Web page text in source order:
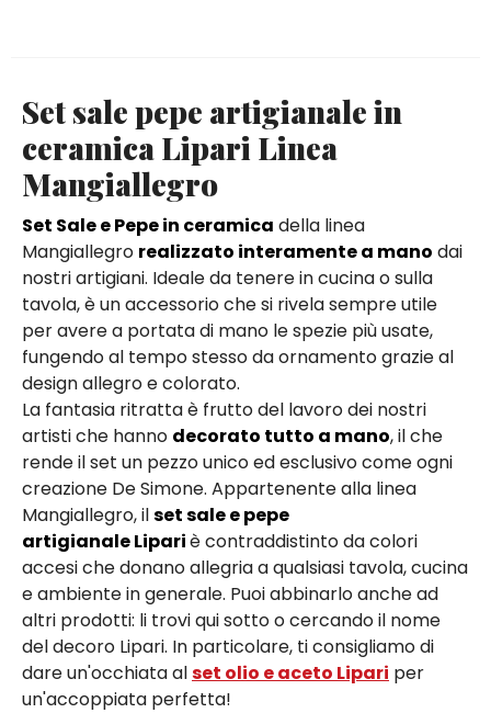
Set sale pepe artigianale in
ceramica Lipari Linea
Mangiallegro
Set Sale e Pepe in ceramica della linea
Mangiallegro realizzato interamente a mano dai
nostri artigiani. Ideale da tenere in cucina o sulla
tavola, è un accessorio che si rivela sempre utile
per avere a portata di mano le spezie più usate,
fungendo al tempo stesso da ornamento grazie al
design allegro e colorato.
La fantasia ritratta è frutto del lavoro dei nostri
artisti che hanno decorato tutto a mano, il che
rende il set un pezzo unico ed esclusivo come ogni
creazione De Simone. Appartenente alla linea
Mangiallegro, ilset sale e pepe
artigianale Lipariè contraddistinto da colori
accesi che donano allegria a qualsiasi tavola, cucina
e ambiente in generale. Puoi abbinarlo anche ad
altri prodotti: li trovi qui sotto o cercando il nome
del decoro Lipari. In particolare, ti consigliamo di
dare un'occhiata alset olio e aceto Lipari per
un'accoppiata perfetta!